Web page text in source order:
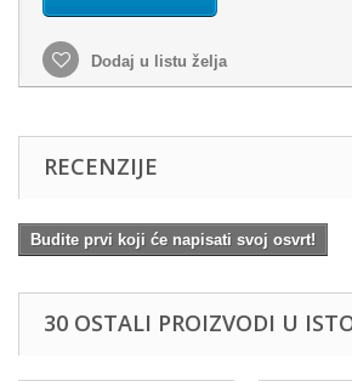
Dodaj u listu želja
RECENZIJE
Budite prvi koji će napisati svoj osvrt!
30 OSTALI PROIZVODI U